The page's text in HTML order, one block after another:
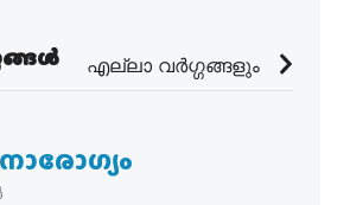
എല്ലാ വർഗ്ഗങ്ങളും